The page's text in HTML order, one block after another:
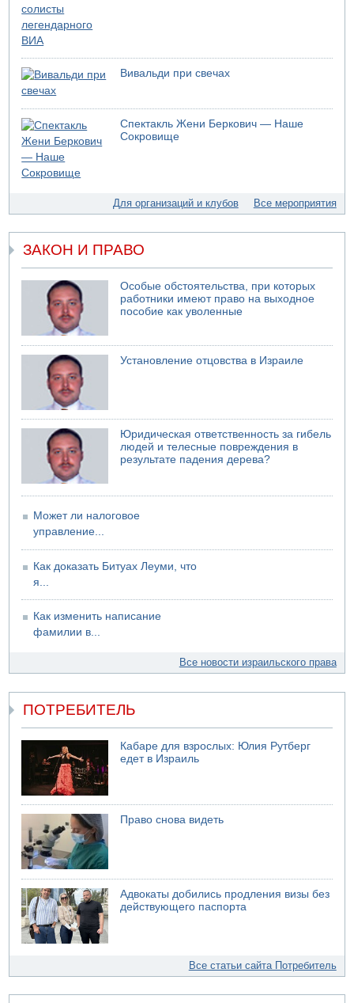
Бывший посол Израиля в ООН Гилад Эрдан объявит в
четверг о создании новой политической партии
05.08.2026 13:49
На севере Израиля на берег выбросило тело
05.08.2026 13:32
В России горят новые склады
05.08.2026 10:19
Хуситы сообщают об атаке по Саудовскому танкеру
05.08.2026 10:16
Левые активисты пытались ворваться в офис
"Религиозного сионизма"
В Дубае поднимается дым над портом
05.08.2026 06:41
Еще один меморандум для Ирана
Вивальди при свечах
Спектакль Жени Беркович — Наше
Сокровище
Для организаций и клубов Все мероприятия
ЗАКОН И ПРАВО
Особые обстоятельства, при которых
работники имеют право на выходное
пособие как уволенные
Установление отцовства в Израиле
Юридическая ответственность за гибель
людей и телесные повреждения в
результате падения дерева?
Может ли налоговое
управление...
Как доказать Битуах Леуми, что
я...
Как изменить написание
фамилии в...
Все новости израильского права
ПОТРЕБИТЕЛЬ
Кабаре для взрослых: Юлия Рутберг
едет в Израиль
Право снова видеть
Адвокаты добились продления визы без
действующего паспорта
Все статьи сайта Потребитель